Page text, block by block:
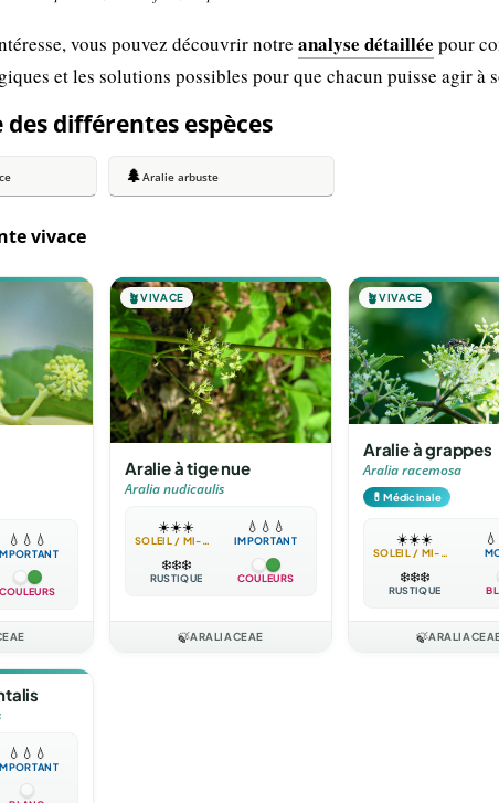
vous pouvez découvrir notre analyse détaillée pour
et les solutions possibles pour que chacun puisse agir à
différentes espèces
🌲Aralie arbuste
vivace
💧 💧 💧
COULEURS
🪴VIVACE
Aralie à tige nue
Aralia nudicaulis
☀️☀️☀️
SOLEIL / MI-OMBRE
💧 💧 💧
IMPORTANT
❄️❄️❄️
RUSTIQUE COULEURS
🍃ARALIACEAE
🪴VIVACE
Aralie à grappes
Aralia racemosa
💊Médicinale
☀️☀️☀️
SOLEIL / MI-OMBRE
💧
❄️❄️❄️
RUSTIQUE
🍃
💧 💧 💧